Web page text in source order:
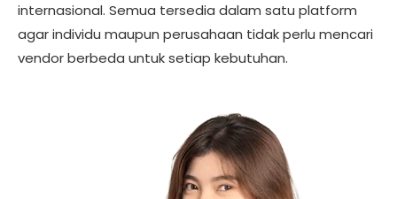
internasional. Semua tersedia dalam satu platform
agar individu maupun perusahaan tidak perlu mencari
vendor berbeda untuk setiap kebutuhan.